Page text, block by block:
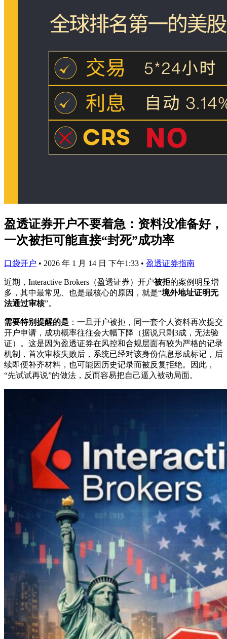
盈透证券开户不要着急：资料没准备好，
一次被拒可能直接“封死”成功率
口袋开户 • 2026 年 1 月 14 日 下午1:33 • 盈透证券指南
近期，Interactive Brokers（盈透证券）开户被拒的案例明显增
多，其中最常见、也是最核心的原因，就是“境外地址证明无
法通过审核”。
需要特别提醒的是 ：一旦开户被拒，同一套个人资料再次提交
开户申请，成功概率往往会大幅下降（据说只剩3成，无法验
证）。这是因为盈透证券在风控和合规层面有较为严格的记录
机制，首次审核失败后，系统已经对该身份信息形成标记，后
续即便补齐材料，也可能因历史记录而被反复拒绝。因此，
“先试试再说”的做法，反而容易把自己逼入被动局面。